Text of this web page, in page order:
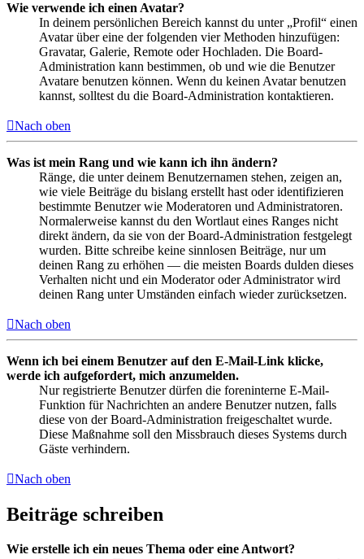
Wie verwende ich einen Avatar?
In deinem persönlichen Bereich kannst du unter „Profil“ einen
Avatar über eine der folgenden vier Methoden hinzufügen:
Gravatar, Galerie, Remote oder Hochladen. Die Board-
Administration kann bestimmen, ob und wie die Benutzer
Avatare benutzen können. Wenn du keinen Avatar benutzen
kannst, solltest du die Board-Administration kontaktieren.
Nach oben
Was ist mein Rang und wie kann ich ihn ändern?
Ränge, die unter deinem Benutzernamen stehen, zeigen an,
wie viele Beiträge du bislang erstellt hast oder identifizieren
bestimmte Benutzer wie Moderatoren und Administratoren.
Normalerweise kannst du den Wortlaut eines Ranges nicht
direkt ändern, da sie von der Board-Administration festgelegt
wurden. Bitte schreibe keine sinnlosen Beiträge, nur um
deinen Rang zu erhöhen — die meisten Boards dulden dieses
Verhalten nicht und ein Moderator oder Administrator wird
deinen Rang unter Umständen einfach wieder zurücksetzen.
Nach oben
Wenn ich bei einem Benutzer auf den E-Mail-Link klicke,
werde ich aufgefordert, mich anzumelden.
Nur registrierte Benutzer dürfen die foreninterne E-Mail-
Funktion für Nachrichten an andere Benutzer nutzen, falls
diese von der Board-Administration freigeschaltet wurde.
Diese Maßnahme soll den Missbrauch dieses Systems durch
Gäste verhindern.
Nach oben
Beiträge schreiben
Wie erstelle ich ein neues Thema oder eine Antwort?